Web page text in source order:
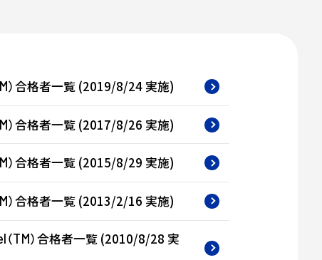
）合格者一覧 (2019/8/24 実施)
）合格者一覧 (2017/8/26 実施)
）合格者一覧 (2015/8/29 実施)
）合格者一覧 (2013/2/16 実施)
（TM）合格者一覧 (2010/8/28 実